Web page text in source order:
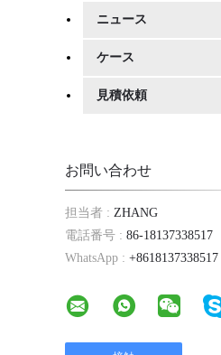
ニュース
ケース
見積依頼
お問い合わせ
担当者 : ZHANG
電話番号 : 86-18137338517
WhatsApp : +8618137338517